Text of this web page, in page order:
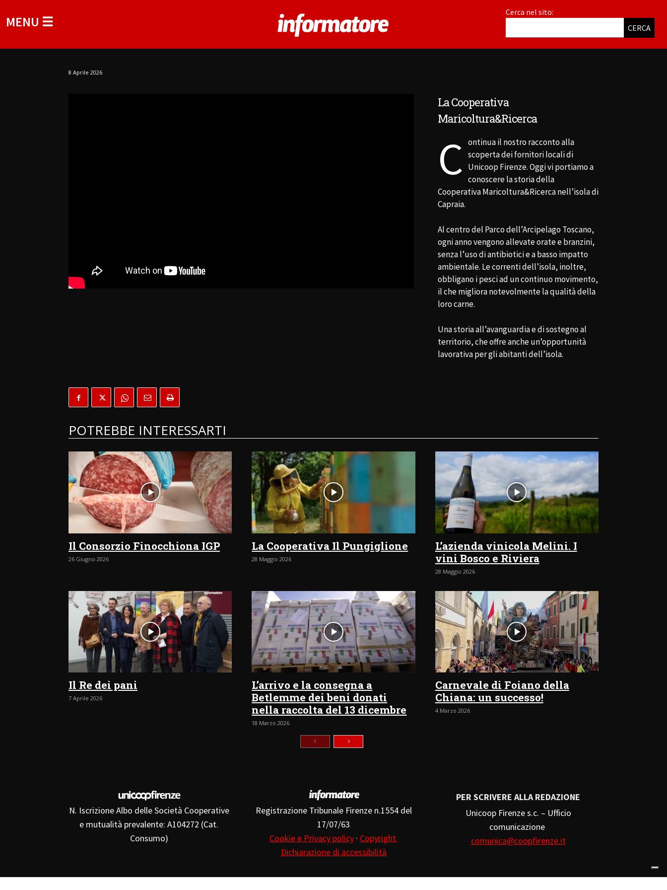
MENU ☰
Cerca nel sito:
CERCA
8 Aprile 2026
La Cooperativa
Maricoltura&Ricerca
C ontinua il nostro racconto alla
scoperta dei fornitori locali di
Unicoop Firenze. Oggi vi portiamo a
conoscere la storia della
Cooperativa Maricoltura&Ricerca nell’isola di
Capraia.
Al centro del Parco dell’Arcipelago Toscano,
ogni anno vengono allevate orate e branzini,
senza l’uso di antibiotici e a basso impatto
ambientale. Le correnti dell’isola, inoltre,
obbligano i pesci ad un continuo movimento,
il che migliora notevolmente la qualità della
loro carne.
Una storia all’avanguardia e di sostegno al
territorio, che offre anche un’opportunità
lavorativa per gli abitanti dell’isola.
POTREBBE INTERESSARTI
Il Consorzio Finocchiona IGP
26 Giugno 2026
La Cooperativa Il Pungiglione
28 Maggio 2026
L’azienda vinicola Melini. I
vini Bosco e Riviera
28 Maggio 2026
Il Re dei pani
7 Aprile 2026
L’arrivo e la consegna a
Betlemme dei beni donati
nella raccolta del 13 dicembre
18 Marzo 2026
Carnevale di Foiano della
Chiana: un successo!
4 Marzo 2026
N. Iscrizione Albo delle Società Cooperative
e mutualità prevalente: A104272 (Cat.
Consumo)
Registrazione Tribunale Firenze n.1554 del
17/07/63
Cookie e Privacy policy· Copyright
Dichiarazione di accessibilità
PER SCRIVERE ALLA REDAZIONE
Unicoop Firenze s.c. – Ufficio
comunicazione
comunica@coopfirenze.it